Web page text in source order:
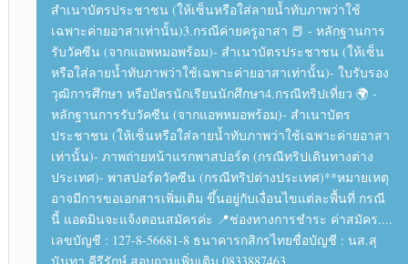
สำเนาบัตรประชาชน​ (ให้เซ็นหรือใส่ลายน้ำทับภาพว่าใช้
เฉพาะค่ายอาสาเท่านั้น)​ 3.กรณี​ค่ายครูอาสา 📕 - หลักฐาน​การ​
รับ​วัคซีน​ (จากแอพหมอพร้อม)​ - สำเนาบัตรประชาชน​ (ให้เซ็น
หรือใส่ลายน้ำทับภาพว่าใช้เฉพาะค่ายอาสาเท่านั้น)​ - ใบรับรอง​
วุฒิการศึกษา​ หรือบัตรนักเรียน​นักศึกษา​ 4.กรณีทริปเที่ยว 🌍 -
หลักฐาน​การ​รับ​วัคซีน​ (จากแอพหมอพร้อม)​ - สำเนาบัตร
ประชาชน​ (ให้เซ็นหรือใส่ลายน้ำทับภาพว่าใช้เฉพาะค่ายอาสา
เท่านั้น)​ - ภาพถ่ายหน้าแรกพาสปอร์ต​ (กรณี​ทริปเดินทางต่าง
ประเทศ)​ - พาสปอร์ต​วัคซีน​ (กรณี​ทริป​ต่างประเทศ)​ **หมายเหตุ
อาจมีการขอเอกสารเพิ่มเติม ขึ้นอยู่กับเงื่อนไขแต่ละพื้นที่ กรณี
นี้ แอดมินจะแจ้งตอนสมัครค่ะ 📍ช่องทาง​การ​ชำระ ค่าสมัคร....
เลขบัญชี : 127-8-56681-8 ธนาคาร​กสิกรไทย​ ชื่อบัญชี : นส.สุ